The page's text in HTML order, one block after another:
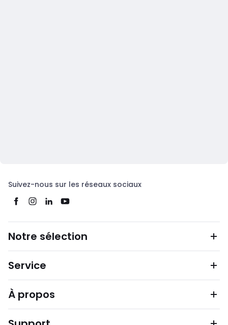
Suivez-nous sur les réseaux sociaux
Notre sélection
Service
À propos